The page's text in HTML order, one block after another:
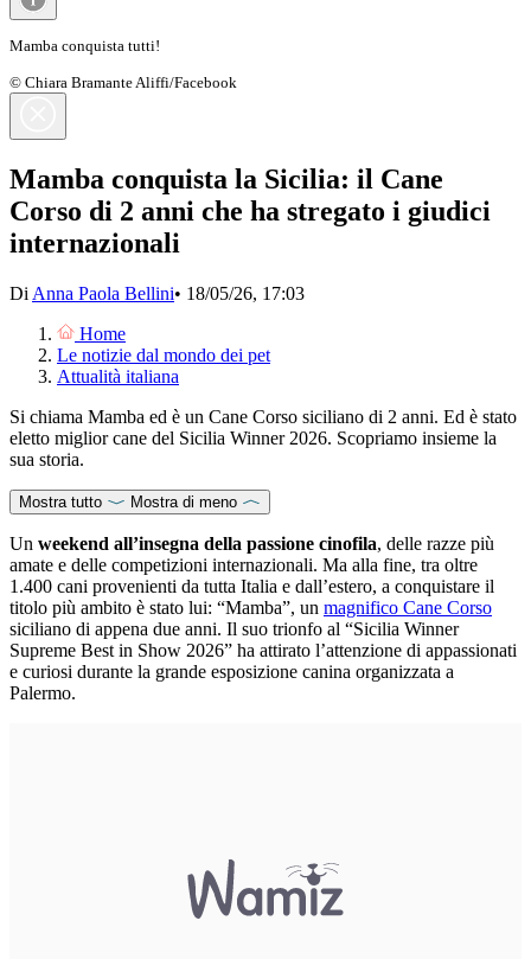
Mamba conquista tutti!
© Chiara Bramante Aliffi/Facebook
Mamba conquista la Sicilia: il Cane
Corso di 2 anni che ha stregato i giudici
internazionali
Di Anna Paola Bellini• 18/05/26, 17:03
Home
Le notizie dal mondo dei pet
Attualità italiana
Si chiama Mamba ed è un Cane Corso siciliano di 2 anni. Ed è stato
eletto miglior cane del Sicilia Winner 2026. Scopriamo insieme la
sua storia.
Mostra tutto Mostra di meno
Un weekend all’insegna della passione cinofila, delle razze più
amate e delle competizioni internazionali. Ma alla fine, tra oltre
1.400 cani provenienti da tutta Italia e dall’estero, a conquistare il
titolo più ambito è stato lui: “Mamba”, un magnifico Cane Corso
siciliano di appena due anni. Il suo trionfo al “Sicilia Winner
Supreme Best in Show 2026” ha attirato l’attenzione di appassionati
e curiosi durante la grande esposizione canina organizzata a
Palermo.